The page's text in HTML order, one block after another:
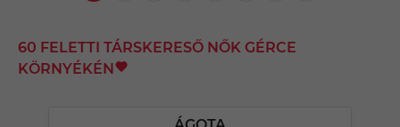
60 FELETTI TÁRSKERESŐ NŐK GÉRCE
KÖRNYÉKÉN